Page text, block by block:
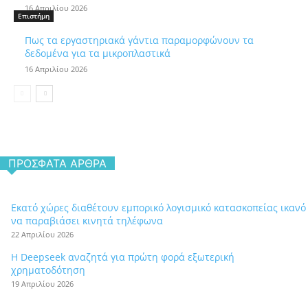
16 Απριλίου 2026
Επιστήμη
Πως τα εργαστηριακά γάντια παραμορφώνουν τα
δεδομένα για τα μικροπλαστικά
16 Απριλίου 2026
ΠΡΌΣΦΑΤΑ ΆΡΘΡΑ
Εκατό χώρες διαθέτουν εμπορικό λογισμικό κατασκοπείας ικανό
να παραβιάσει κινητά τηλέφωνα
22 Απριλίου 2026
Η Deepseek αναζητά για πρώτη φορά εξωτερική
χρηματοδότηση
19 Απριλίου 2026